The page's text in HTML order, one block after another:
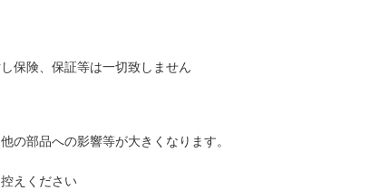
保険、保証等は一切致しません
部品への影響等が大きくなります。
えください